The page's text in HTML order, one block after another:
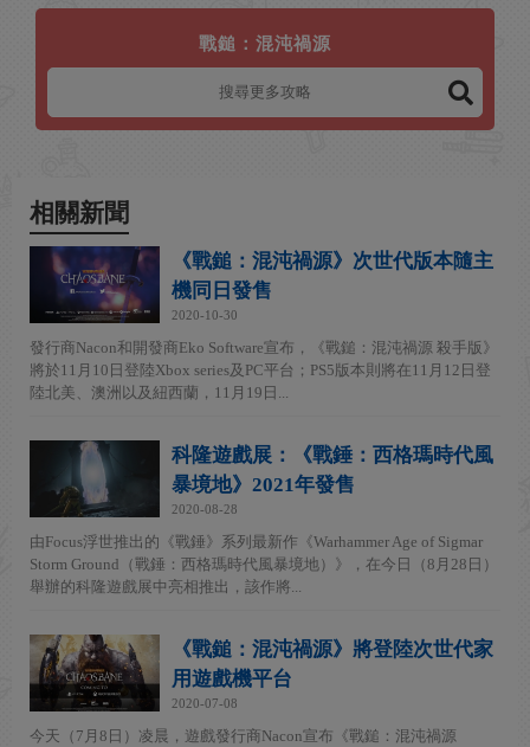
戰鎚：混沌禍源
相關新聞
《戰鎚：混沌禍源》次世代版本隨主
機同日發售
2020-10-30
發行商Nacon和開發商Eko Software宣布，《戰鎚：混沌禍源 殺手版》
將於11月10日登陸Xbox series及PC平台；PS5版本則將在11月12日登
陸北美、澳洲以及紐西蘭，11月19日...
科隆遊戲展：《戰錘：西格瑪時代風
暴境地》2021年發售
2020-08-28
由Focus浮世推出的《戰錘》系列最新作《Warhammer Age of Sigmar
Storm Ground（戰錘：西格瑪時代風暴境地）》，在今日（8月28日）
舉辦的科隆遊戲展中亮相推出，該作將...
《戰鎚：混沌禍源》將登陸次世代家
用遊戲機平台
2020-07-08
今天（7月8日）凌晨，遊戲發行商Nacon宣布《戰鎚：混沌禍源